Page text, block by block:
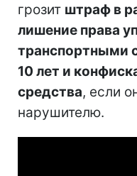
грозит штраф в
лишение права
транспортными
10 лет и
средства, если
нарушителю.